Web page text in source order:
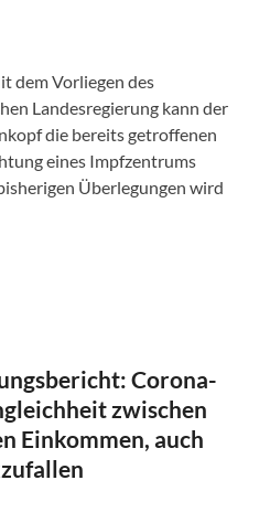
dem Vorliegen des
Landesregierung kann der
die bereits getroffenen
eines Impfzentrums
Überlegungen wird
Corona-
zwischen
Einkommen, auch